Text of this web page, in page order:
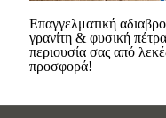
Επαγγελματική
γρανίτη & φυσική
περιουσία σας από
προσφορά!